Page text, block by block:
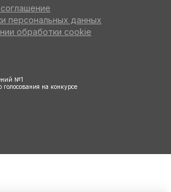
персональных данных
обработки cookie
№1
голосования на конкурсе